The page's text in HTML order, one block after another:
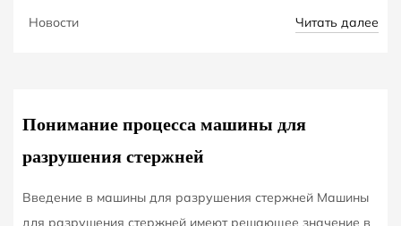
Новости Читать далее
27
Понимание процесса машины для
разрушения стержней
Введение в машины для разрушения стержней Машины
для разрушения стержней имеют решающее значение в